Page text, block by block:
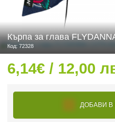
Кърпа за глава
Код: 72328
6,14€ / 12,00
ДОБАВИ